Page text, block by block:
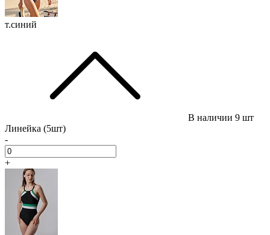
т.синий
В наличии 9 шт
Линейка (5шт)
-
+